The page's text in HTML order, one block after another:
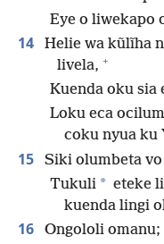
Eye o liwekapo
14
Helie wa kũlĩha
livela, +
Kuenda oku sia
Loku eca
coku nyua ku
15
Siki olumbeta
Tukuli * eteke
kuenda lingi
16 Ongololi